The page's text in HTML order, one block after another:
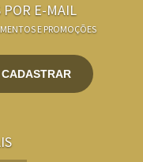
POR E-MAIL
E PROMOÇÕES
CADASTRAR